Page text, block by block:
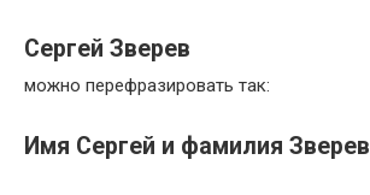
Сергей Зверев
можно перефразировать так:
Имя Сергей и фамилия Зверев